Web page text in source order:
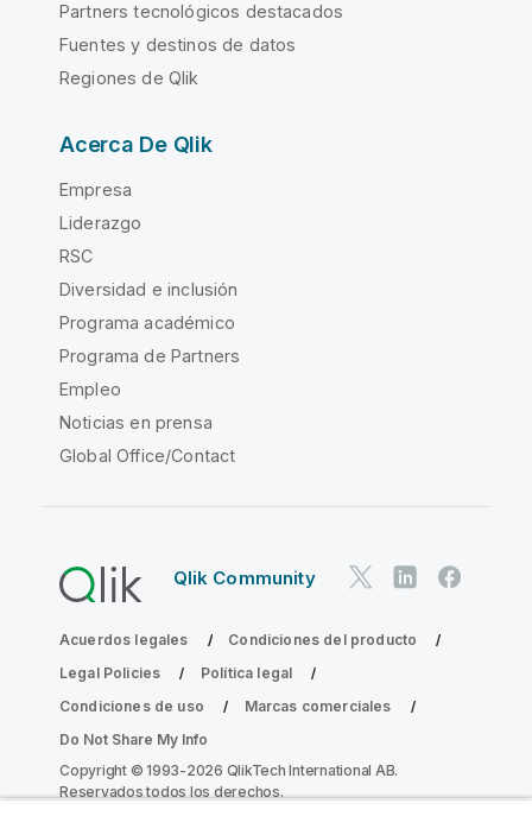
Partners tecnológicos destacados
Fuentes y destinos de datos
Regiones de Qlik
Acerca De Qlik
Empresa
Liderazgo
RSC
Diversidad e inclusión
Programa académico
Programa de Partners
Empleo
Noticias en prensa
Global Office/Contact
Qlik Community
Acuerdos legales
Condiciones del producto
Legal Policies
Política legal
Condiciones de uso
Marcas comerciales
Do Not Share My Info
Copyright © 1993-2026 QlikTech International AB.
Reservados todos los derechos.